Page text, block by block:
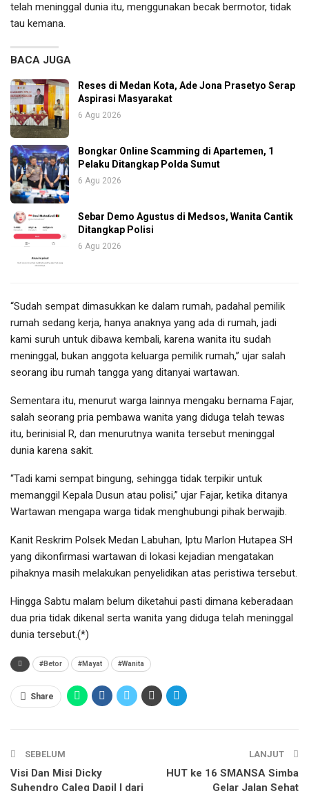
telah meninggal dunia itu, menggunakan becak bermotor, tidak
tau kemana.
BACA JUGA
Reses di Medan Kota, Ade Jona Prasetyo Serap
Aspirasi Masyarakat
6 Agu 2026
Bongkar Online Scamming di Apartemen, 1
Pelaku Ditangkap Polda Sumut
6 Agu 2026
Sebar Demo Agustus di Medsos, Wanita Cantik
Ditangkap Polisi
6 Agu 2026
“Sudah sempat dimasukkan ke dalam rumah, padahal pemilik
rumah sedang kerja, hanya anaknya yang ada di rumah, jadi
kami suruh untuk dibawa kembali, karena wanita itu sudah
meninggal, bukan anggota keluarga pemilik rumah,” ujar salah
seorang ibu rumah tangga yang ditanyai wartawan.
Sementara itu, menurut warga lainnya mengaku bernama Fajar,
salah seorang pria pembawa wanita yang diduga telah tewas
itu, berinisial R, dan menurutnya wanita tersebut meninggal
dunia karena sakit.
“Tadi kami sempat bingung, sehingga tidak terpikir untuk
memanggil Kepala Dusun atau polisi,” ujar Fajar, ketika ditanya
Wartawan mengapa warga tidak menghubungi pihak berwajib.
Kanit Reskrim Polsek Medan Labuhan, Iptu Marlon Hutapea SH
yang dikonfirmasi wartawan di lokasi kejadian mengatakan
pihaknya masih melakukan penyelidikan atas peristiwa tersebut.
Hingga Sabtu malam belum diketahui pasti dimana keberadaan
dua pria tidak dikenal serta wanita yang diduga telah meninggal
dunia tersebut.(*)
#Betor #Mayat #Wanita
Share
SEBELUM
Visi Dan Misi Dicky
Suhendro Caleg Dapil I dari
LANJUT
HUT ke 16 SMANSA Simba
Gelar Jalan Sehat